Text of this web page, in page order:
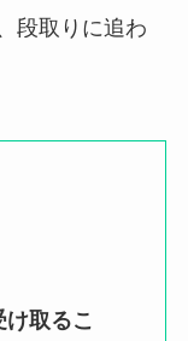
段取りに追わ
取るこ